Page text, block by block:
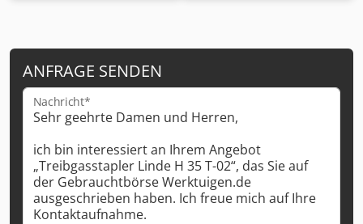
ANFRAGE SENDEN
Nachricht*